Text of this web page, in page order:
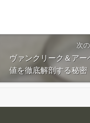
次
ヴァンクリーク＆ア
値を徹底解剖する秘密